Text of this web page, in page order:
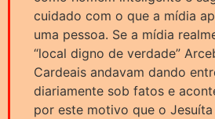
cuidado com o que a mídia
uma pessoa. Se a mídia
“local digno de verdade”
Cardeais andavam dando
diariamente sob fatos e
por este motivo que o Jesuíta